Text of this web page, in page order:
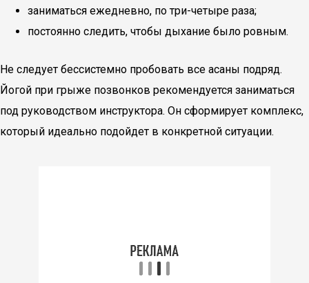
заниматься ежедневно, по три-четыре раза;
постоянно следить, чтобы дыхание было ровным.
Не следует бессистемно пробовать все асаны подряд.
Йогой при грыже позвонков рекомендуется заниматься
под руководством инструктора. Он сформирует комплекс,
который идеально подойдет в конкретной ситуации.